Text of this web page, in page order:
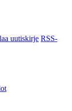
uutiskirje RSS-